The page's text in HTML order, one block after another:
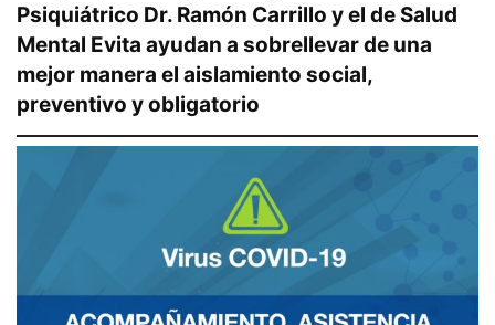
Psiquiátrico Dr. Ramón Carrillo y el de Salud
Mental Evita ayudan a sobrellevar de una
mejor manera el aislamiento social,
preventivo y obligatorio